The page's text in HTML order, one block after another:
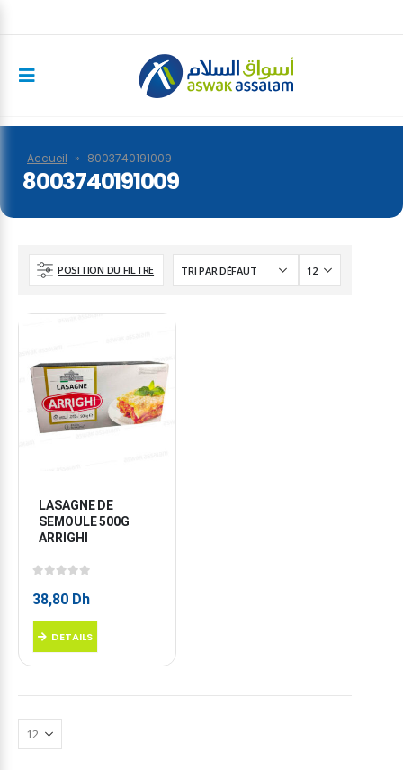
Accueil » 8003740191009
8003740191009
POSITION DU FILTRE
LASAGNE DE
SEMOULE 500G
ARRIGHI
38,80 Dh
DETAILS